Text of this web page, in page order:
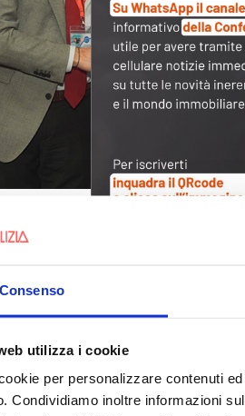
Consenso
utilizza i cookie
per personalizzare contenuti
Condividiamo inoltre informazioni